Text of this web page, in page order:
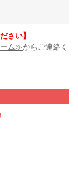
さい】
ーム≫からご連絡く